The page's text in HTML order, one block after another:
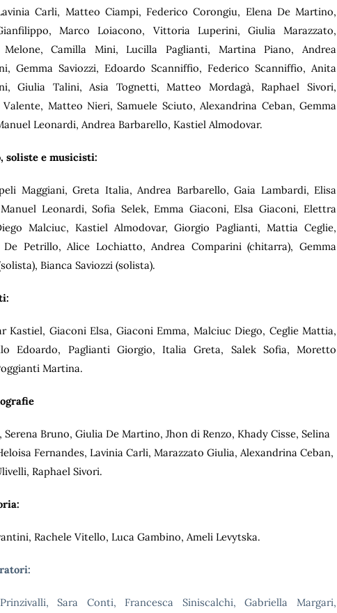
Carli, Matteo Ciampi, Federico Corongiu, Elena De Martino,
Marco Loiacono, Vittoria Luperini, Giulia Marazzato,
Melone, Camilla Mini, Lucilla Paglianti, Martina Piano, Andrea
Gemma Saviozzi, Edoardo Scanniffio, Federico Scanniffio, Anita
Giulia Talini, Asia Tognetti, Matteo Mordagà, Raphael Sivori,
Valente, Matteo Nieri, Samuele Sciuto, Alexandrina Ceban, Gemma
Leonardi, Andrea Barbarello, Kastiel Almodovar.
soliste e musicisti:
Maggiani, Greta Italia, Andrea Barbarello, Gaia Lambardi, Elisa
Leonardi, Sofia Selek, Emma Giaconi, Elsa Giaconi, Elettra
Malciuc, Kastiel Almodovar, Giorgio Paglianti, Mattia Ceglie,
De Petrillo, Alice Lochiatto, Andrea Comparini (chitarra), Gemma
Bianca Saviozzi (solista).
Kastiel, Giaconi Elsa, Giaconi Emma, Malciuc Diego, Ceglie Mattia,
Edoardo, Paglianti Giorgio, Italia Greta, Salek Sofia, Moretto
Martina.
Serena Bruno, Giulia De Martino, Jhon di Renzo, Khady Cisse, Selina
Fernandes, Lavinia Carli, Marazzato Giulia, Alexandrina Ceban,
Raphael Sivori.
Rachele Vitello, Luca Gambino, Ameli Levytska.
Sara Conti, Francesca Siniscalchi, Gabriella Margari,